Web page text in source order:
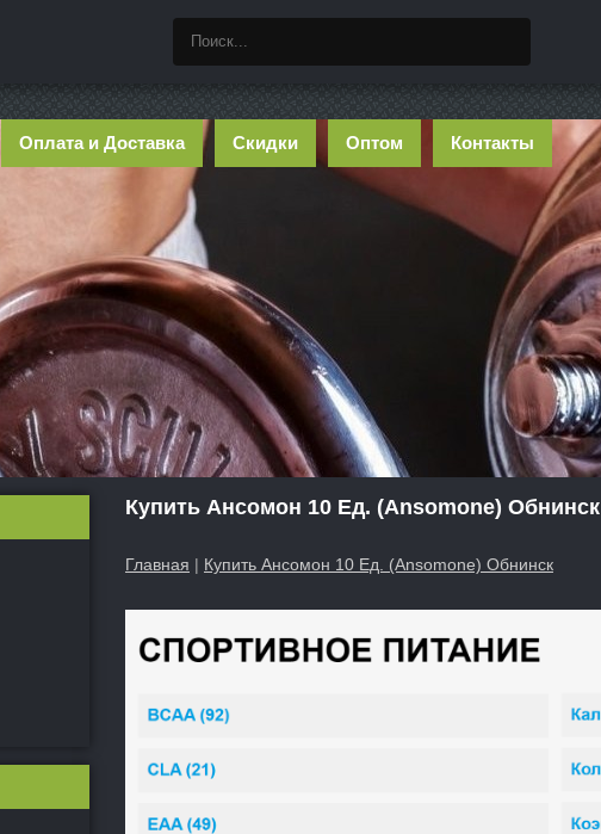
Оплата и Доставка Скидки Оптом Контакты
Купить Ансомон 10 Ед. (Ansomone) Обнинск
Главная | Купить Ансомон 10 Ед. (Ansomone) Обнинск